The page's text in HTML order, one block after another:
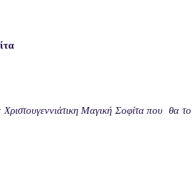
Μαγική Σοφίτα που θα το